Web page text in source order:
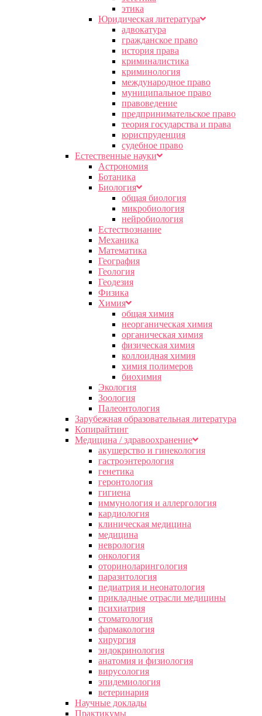
этика
Юридическая литература
адвокатура
гражданское право
история права
криминалистика
криминология
международное право
муниципальное право
правоведение
предпринимательское право
теория государства и права
юриспруденция
судебное право
Естественные науки
Астрономия
Ботаника
Биология
общая биология
микробиология
нейробиология
Естествознание
Механика
Математика
География
Геология
Геодезия
Физика
Химия
общая химия
неорганическая химия
органическая химия
физическая химия
коллоидная химия
химия полимеров
биохимия
Экология
Зоология
Палеонтология
Зарубежная образовательная литература
Копирайтинг
Медицина / здравоохранение
акушерство и гинекология
гастроэнтерология
генетика
геронтология
гигиена
иммунология и аллергология
кардиология
клиническая медицина
медицина
неврология
онкология
оториноларингология
паразитология
педиатрия и неонатология
прикладные отрасли медицины
психиатрия
стоматология
фармакология
хирургия
эндокринология
анатомия и физиология
вирусология
эпидемиология
ветеринария
Научные доклады
Практикумы